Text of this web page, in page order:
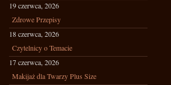
19 czerwca, 2026
Zdrowe Przepisy
18 czerwca, 2026
Czytelnicy o Temacie
17 czerwca, 2026
Makijaż dla Twarzy Plus Size